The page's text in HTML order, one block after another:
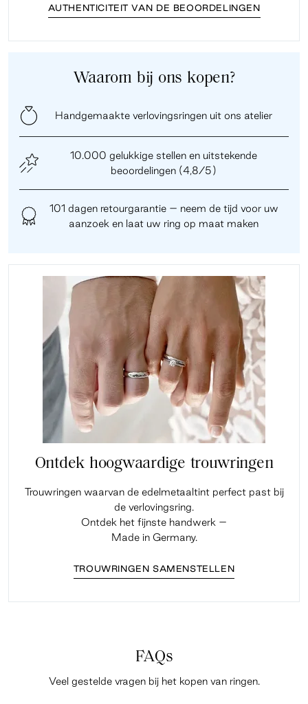
AUTHENTICITEIT VAN DE BEOORDELINGEN
Waarom bij ons kopen?
Handgemaakte verlovingsringen uit ons atelier
10.000 gelukkige stellen en uitstekende
beoordelingen (4,8/5)
101 dagen retourgarantie – neem de tijd voor uw
aanzoek en laat uw ring op maat maken
Ontdek hoogwaardige trouwringen
Trouwringen waarvan de edelmetaaltint perfect past bij
de verlovingsring.
Ontdek het fijnste handwerk –
Made in Germany.
TROUWRINGEN SAMENSTELLEN
FAQs
Veel gestelde vragen bij het kopen van ringen.